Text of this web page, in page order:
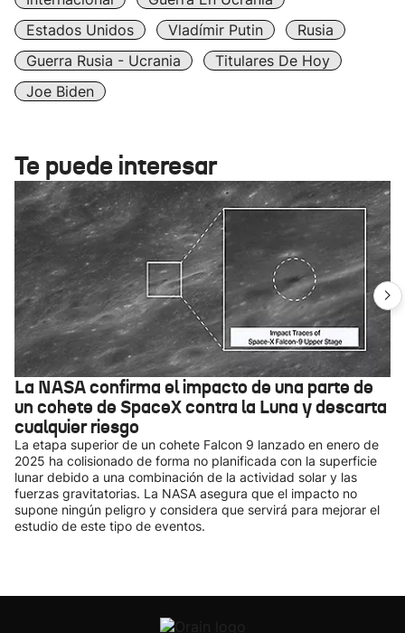
Estados Unidos
Vladímir Putin
Rusia
Guerra Rusia - Ucrania
Titulares De Hoy
Joe Biden
Te puede interesar
La NASA confirma el impacto de una parte de
un cohete de SpaceX contra la Luna y descarta
cualquier riesgo
La etapa superior de un cohete Falcon 9 lanzado en enero de
2025 ha colisionado de forma no planificada con la superficie
lunar debido a una combinación de la actividad solar y las
fuerzas gravitatorias. La NASA asegura que el impacto no
supone ningún peligro y considera que servirá para mejorar el
estudio de este tipo de eventos.